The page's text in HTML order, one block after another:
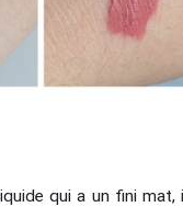
qui a un fini